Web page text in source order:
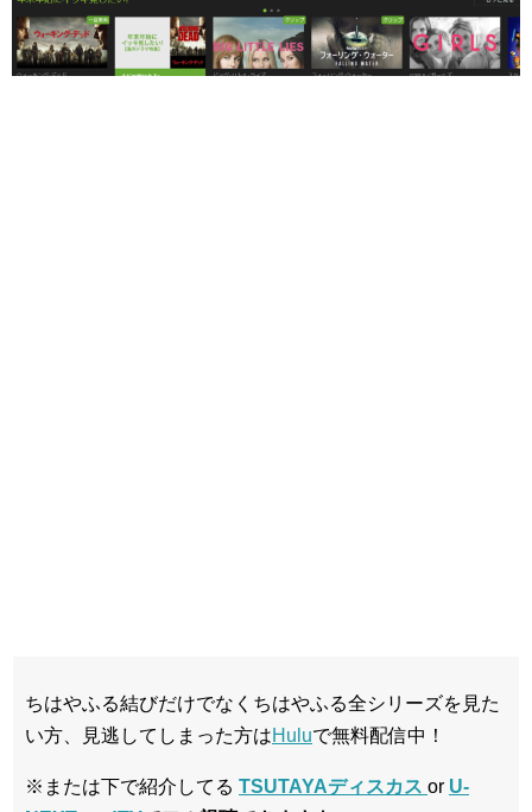
ちはやふる結びだけでなくちはやふる全シリーズを見た
い方、見逃してしまった方はHuluで無料配信中！
※または下で紹介してる TSUTAYAディスカス or U-